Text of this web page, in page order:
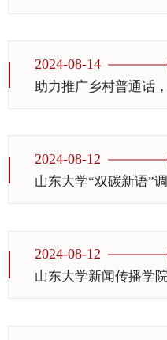
2024-08-14
2024-08-12
山东大学“双碳新语”
2024-08-12
山东大学新闻传播学